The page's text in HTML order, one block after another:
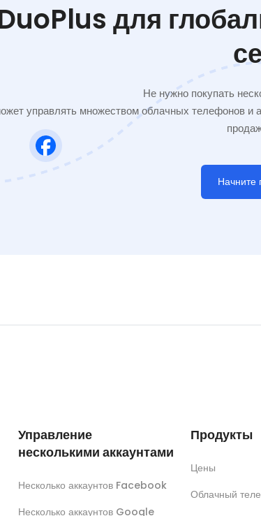
для
Не нужно покупать
управлять множеством облачных телефонов и
Начните
Управление
несколькими аккаунтами
Несколько аккаунтов Facebook
Несколько аккаунтов Google
Продукты
Цены
Облачный